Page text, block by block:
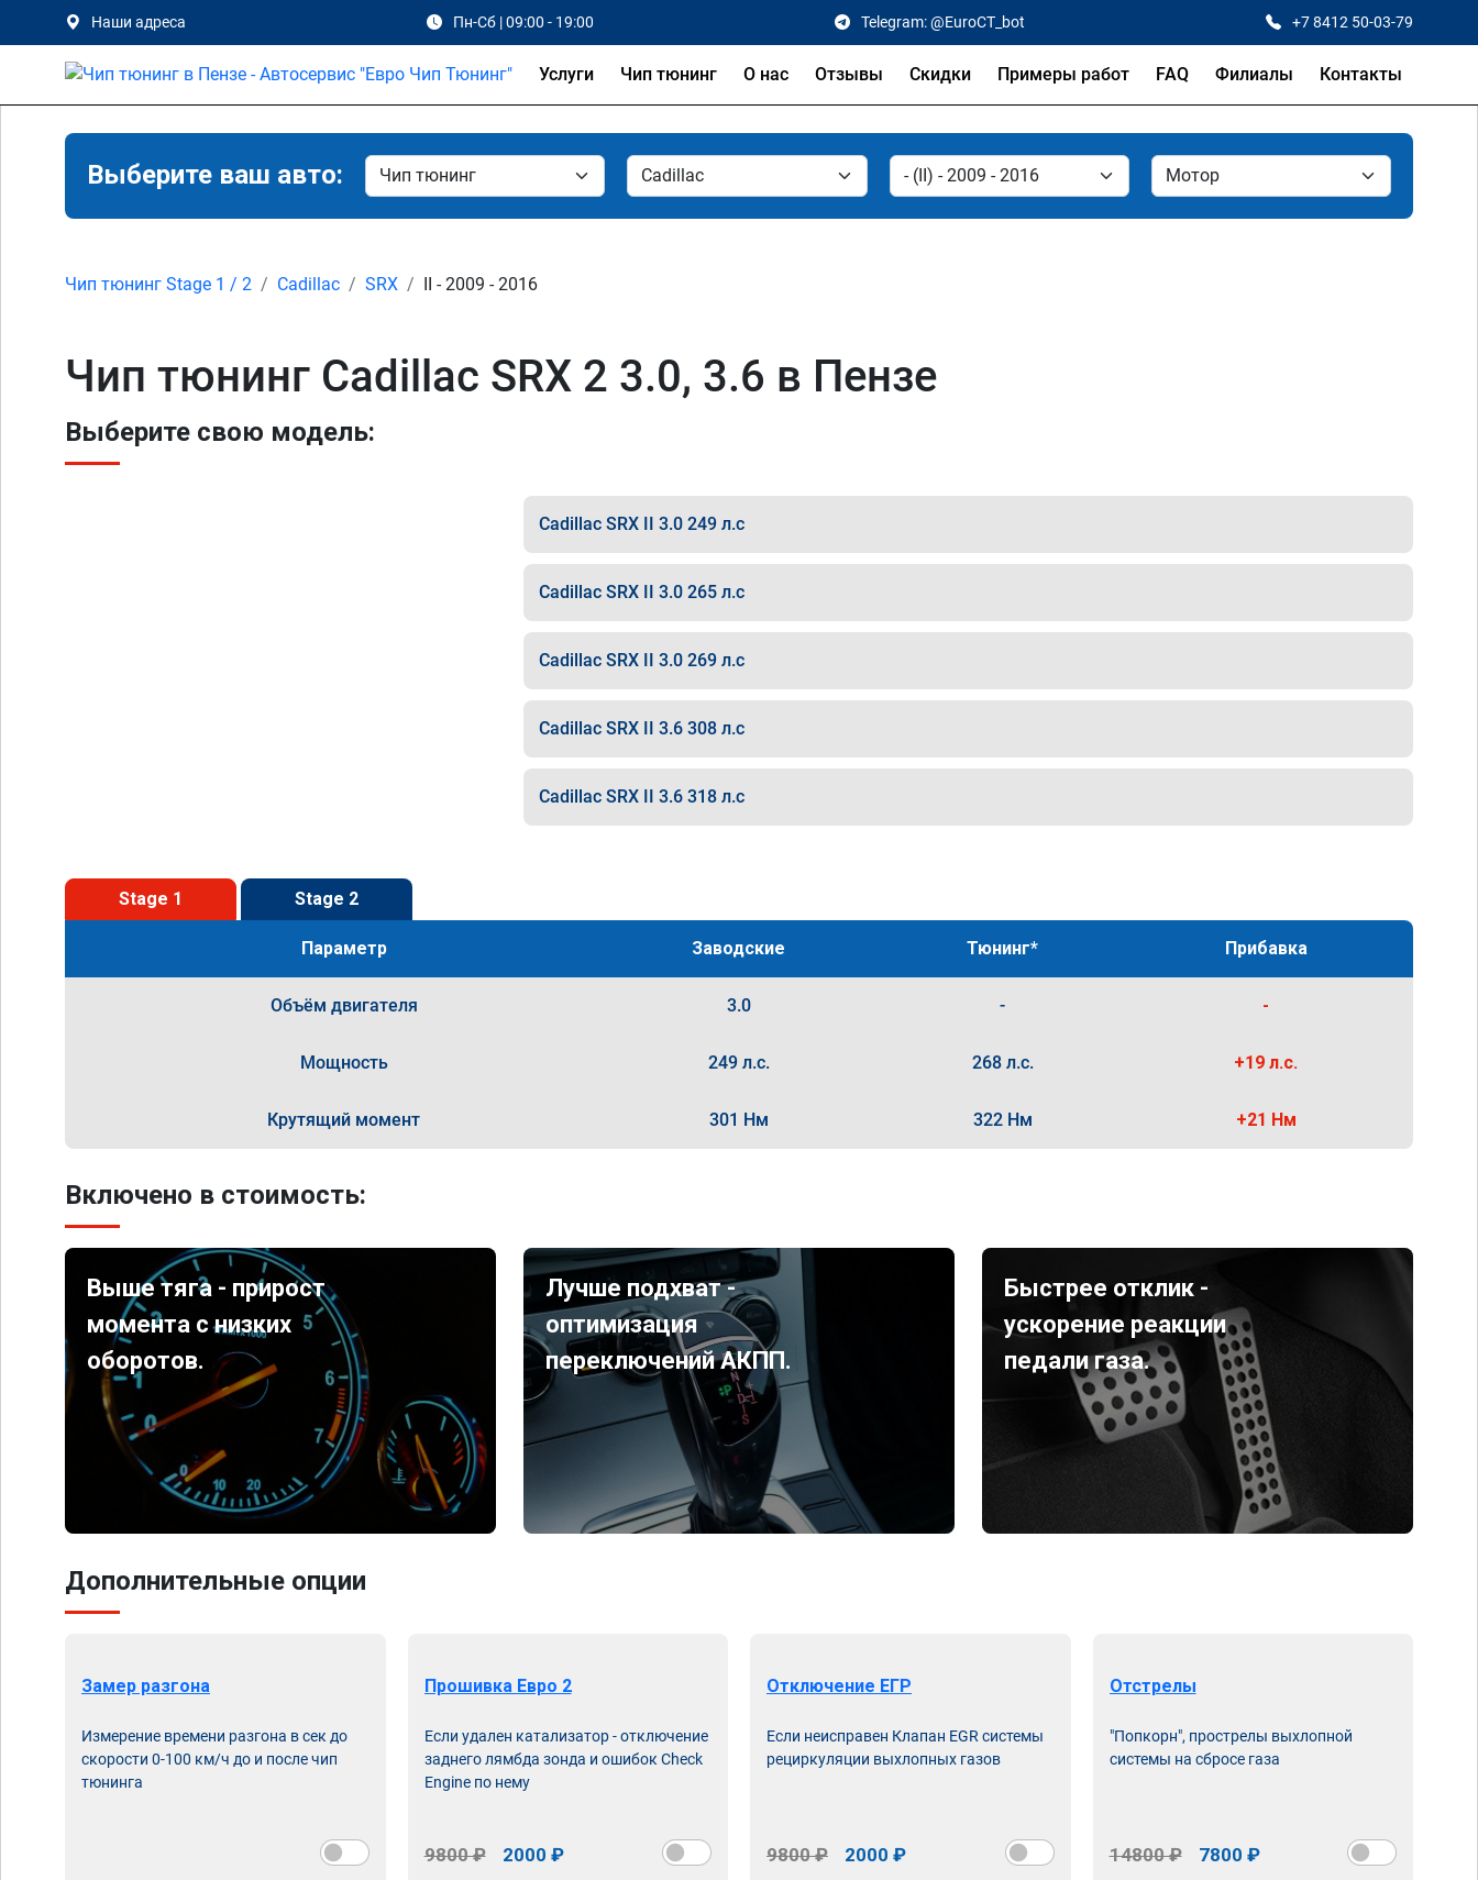
Наши адреса Пн-Сб | 09:00 - 19:00 Telegram: @EuroCT_bot +7 8412 50-03-79
Услуги Чип тюнинг О нас Отзывы Скидки Примеры работ FAQ Филиалы Контакты
Выберите ваш авто:
Чип тюнинг Stage 1 / 2 Cadillac SRX II - 2009 - 2016
Чип тюнинг Cadillac SRX 2 3.0, 3.6 в Пензе
Выберите свою модель:
Cadillac SRX II 3.0 249 л.с
Cadillac SRX II 3.0 265 л.с
Cadillac SRX II 3.0 269 л.с
Cadillac SRX II 3.6 308 л.с
Cadillac SRX II 3.6 318 л.с
Stage 1 Stage 2
Параметр Заводские Тюнинг* Прибавка
Объём двигателя 3.0 - -
Мощность 249 л.с. 268 л.с. +19 л.с.
Крутящий момент 301 Нм 322 Нм +21 Нм
Включено в стоимость:
Выше тяга - прирост
момента с низких
оборотов.
Лучше подхват -
оптимизация
переключений АКПП.
Быстрее отклик -
ускорение реакции
педали газа.
Дополнительные опции
Замер разгона
Измерение времени разгона в сек до
скорости 0-100 км/ч до и после чип
тюнинга
Прошивка Евро 2
Если удален катализатор - отключение
заднего лямбда зонда и ошибок Check
Engine по нему
9800 ₽ 2000 ₽
Отключение ЕГР
Если неисправен Клапан EGR системы
рециркуляции выхлопных газов
9800 ₽ 2000 ₽
Отстрелы
"Попкорн", прострелы выхлопной
системы на сбросе газа
14800 ₽ 7800 ₽